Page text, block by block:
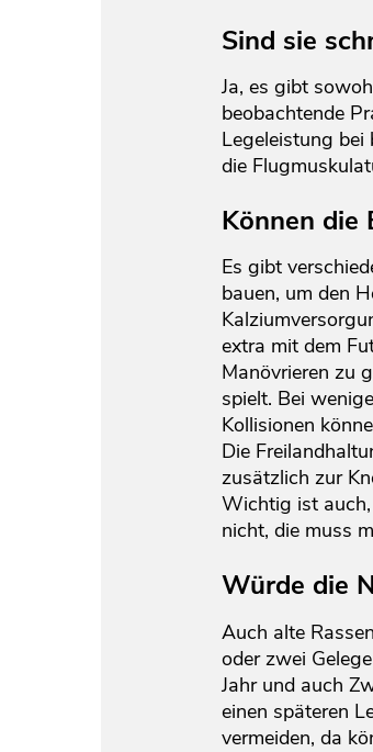
Sind sie
Ja, es gibt
beobachtende
Legeleistung
die
Können die
Es gibt
bauen, um den
extra mit dem
Manövrieren zu
spielt. Bei
Kollisionen
Die
zusätzlich zur
Wichtig ist auch,
nicht, die muss
Würde die
Auch alte
oder zwei
Jahr und auch
einen späteren
vermeiden, da